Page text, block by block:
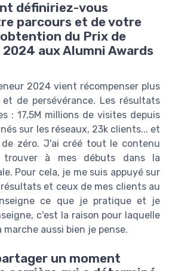
définiriez-vous
parcours et de votre
du Prix de
aux Alumni Awards
2024 vient récompenser plus
de persévérance. Les résultats
: 17,5M millions de visites depuis
sur les réseaux, 23k clients... et
zéro. J'ai créé tout le contenu
trouver à mes débuts dans la
Pour cela, je me suis appuyé sur
et ceux de mes clients au
ce que je pratique et je
c'est la raison pour laquelle
aussi bien je pense.
un moment